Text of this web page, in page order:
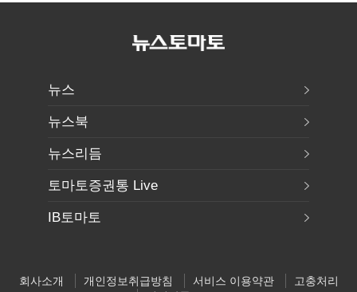
뉴스
뉴스북
뉴스리듬
토마토증권통 Live
IB토마토
회사소개 개인정보취급방침 서비스 이용약관
고충처리